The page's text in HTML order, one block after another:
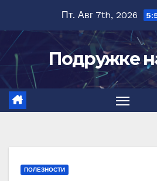
содержимому
Пт. Авг 7th, 2026
Подружке
ПОЛЕЗНОСТИ